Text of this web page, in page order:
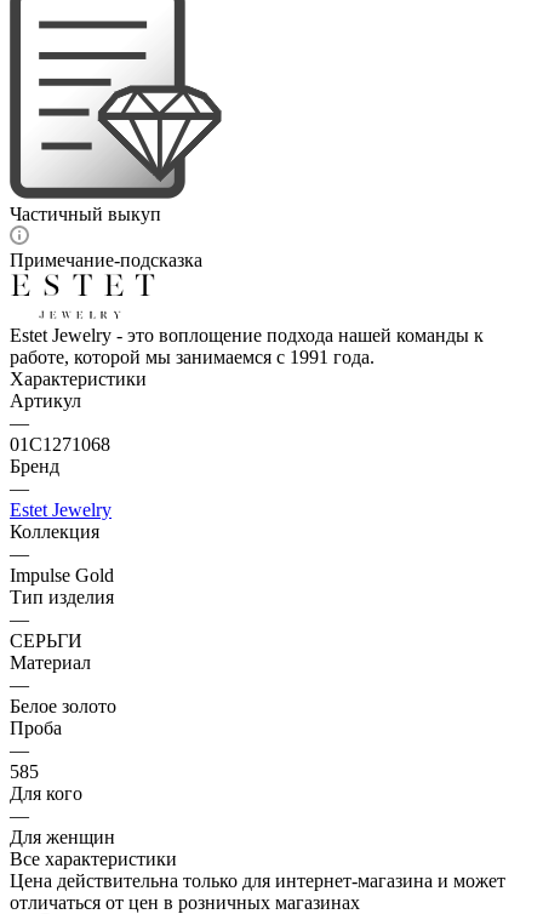
Частичный выкуп
Примечание-подсказка
Estet Jewelry - это воплощение подхода нашей команды к
работе, которой мы занимаемся с 1991 года.
Характеристики
Артикул
—
01С1271068
Бренд
—
Estet Jewelry
Коллекция
—
Impulse Gold
Тип изделия
—
СЕРЬГИ
Материал
—
Белое золото
Проба
—
585
Для кого
—
Для женщин
Все характеристики
Цена действительна только для интернет-магазина и может
отличаться от цен в розничных магазинах